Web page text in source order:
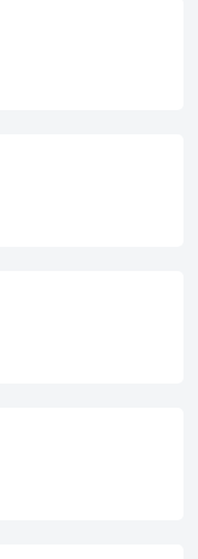
料之準確性及全面性作
一報告之內容作為投資
或世界各地政經問題變
。本報告之全部或部分